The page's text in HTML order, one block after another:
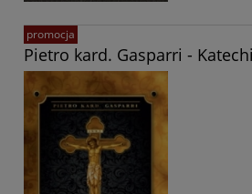
Pietro kard. Gasparri -
promocja